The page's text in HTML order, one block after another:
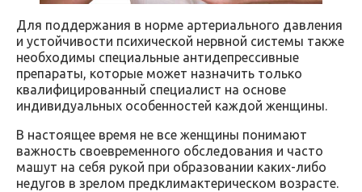
Для поддержания в норме артериального давления
и устойчивости психической нервной системы также
необходимы специальные антидепрессивные
препараты, которые может назначить только
квалифицированный специалист на основе
индивидуальных особенностей каждой женщины.
В настоящее время не все женщины понимают
важность своевременного обследования и часто
машут на себя рукой при образовании каких-либо
недугов в зрелом предклимактерическом возрасте.